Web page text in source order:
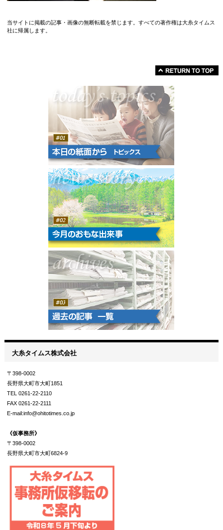
当サイトに掲載の記事・画像の無断転載を禁じます。すべての著作権は大糸タイムス
社に帰属します。
大糸タイムス株式会社
〒398-0002
長野県大町市大町1851
TEL 0261-22-2110
FAX 0261-22-2111
E-mail:info@ohitotimes.co.jp
《仮事務所》
〒398-0002
長野県大町市大町6824-9